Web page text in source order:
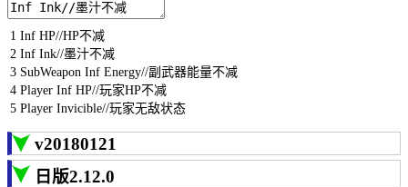
1
2
3
4
5
Inf HP//HP不减
Inf Ink//墨汁不减
SubWeapon Inf Energy//副武器能量不减
Player Inf HP//玩家HP不减
Player Invicible//玩家无敌状态
v20180121
日版2.12.0